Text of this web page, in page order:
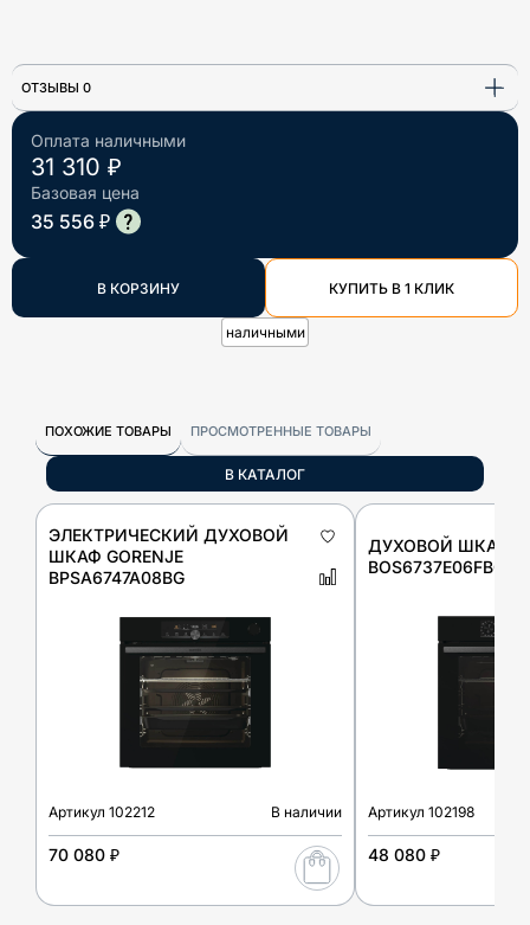
Оплата наличными
31 310 ₽
Базовая цена
35 556 ₽
В КОРЗИНУ КУПИТЬ В 1 КЛИК
наличными
ОТЗЫВЫ 0
ПОХОЖИЕ ТОВАРЫ ПРОСМОТРЕННЫЕ ТОВАРЫ
В КАТАЛОГ
ЭЛЕКТРИЧЕСКИЙ ДУХОВОЙ
ШКАФ GORENJE
BPSA6747A08BG
Артикул 102212 В наличии
70 080 ₽
ДУХОВОЙ ШКАФ
BOS6737E06FBG
Артикул 102198
48 080 ₽